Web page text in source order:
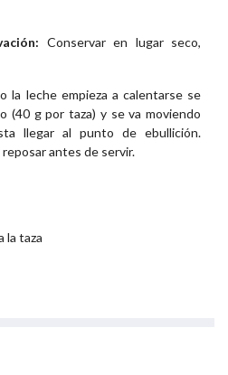
Conservar en lugar seco,
la leche empieza a calentarse se
(40 g por taza) y se va moviendo
llegar al punto de ebullición.
antes de servir.
la taza